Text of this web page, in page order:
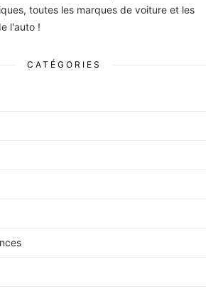
toutes les marques de voiture et les
l'auto !
CATÉGORIES